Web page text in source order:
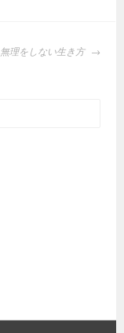
無理をしない生き方